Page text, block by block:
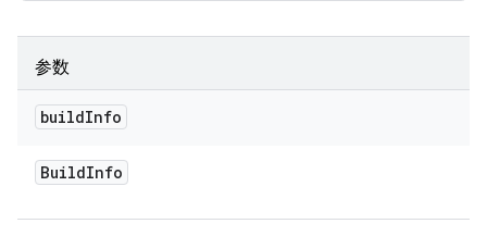
参数
buildInfo
BuildInfo